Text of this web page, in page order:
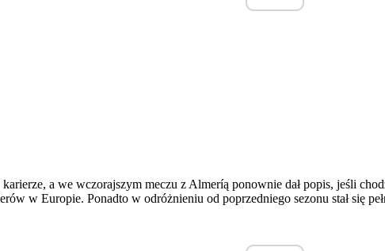
a we wczorajszym meczu z Almeríą ponownie dał popis, jeśli
w Europie. Ponadto w odróżnieniu od poprzedniego sezonu stał się